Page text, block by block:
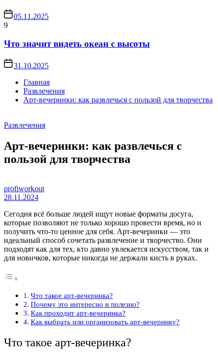
05.11.2025
9
Что значит видеть океан с высоты
31.10.2025
Главная
Развлечения
Арт-вечеринки: как развлечься с пользой для творчества
Развлечения
Арт-вечеринки: как развлечься с
пользой для творчества
profiworkout
28.11.2024
Сегодня всё больше людей ищут новые форматы досуга,
которые позволяют не только хорошо провести время, но и
получить что-то ценное для себя. Арт-вечеринки — это
идеальный способ сочетать развлечение и творчество. Они
подходят как для тех, кто давно увлекается искусством, так и
для новичков, которые никогда не держали кисть в руках.
Что такое арт-вечеринка?
Почему это интересно и полезно?
Как проходит арт-вечеринка?
Как выбрать или организовать арт-вечеринку?
Что такое арт-вечеринка?